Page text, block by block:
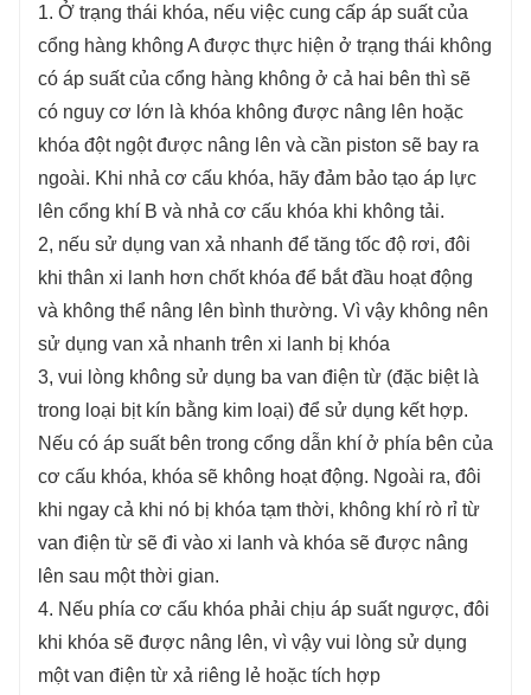
1. Ở trạng thái khóa, nếu việc cung cấp áp suất của
cổng hàng không A được thực hiện ở trạng thái không
có áp suất của cổng hàng không ở cả hai bên thì sẽ
có nguy cơ lớn là khóa không được nâng lên hoặc
khóa đột ngột được nâng lên và cần piston sẽ bay ra
ngoài. Khi nhả cơ cấu khóa, hãy đảm bảo tạo áp lực
lên cổng khí B và nhả cơ cấu khóa khi không tải.
2, nếu sử dụng van xả nhanh để tăng tốc độ rơi, đôi
khi thân xi lanh hơn chốt khóa để bắt đầu hoạt động
và không thể nâng lên bình thường. Vì vậy không nên
sử dụng van xả nhanh trên xi lanh bị khóa
3, vui lòng không sử dụng ba van điện từ (đặc biệt là
trong loại bịt kín bằng kim loại) để sử dụng kết hợp.
Nếu có áp suất bên trong cổng dẫn khí ở phía bên của
cơ cấu khóa, khóa sẽ không hoạt động. Ngoài ra, đôi
khi ngay cả khi nó bị khóa tạm thời, không khí rò rỉ từ
van điện từ sẽ đi vào xi lanh và khóa sẽ được nâng
lên sau một thời gian.
4. Nếu phía cơ cấu khóa phải chịu áp suất ngược, đôi
khi khóa sẽ được nâng lên, vì vậy vui lòng sử dụng
một van điện từ xả riêng lẻ hoặc tích hợp